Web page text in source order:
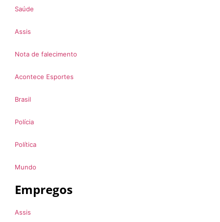
Saúde
Assis
Nota de falecimento
Acontece Esportes
Brasil
Polícia
Política
Mundo
Empregos
Assis